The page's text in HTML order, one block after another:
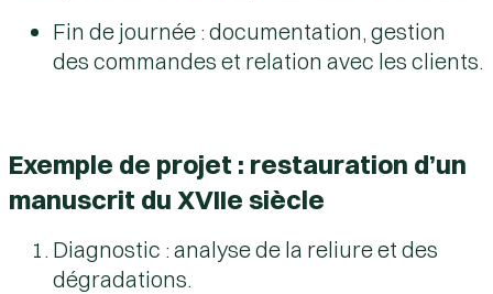
Fin de journée : documentation, gestion
des commandes et relation avec les clients.
Exemple de projet : restauration d’un
manuscrit du XVIIe siècle
Diagnostic : analyse de la reliure et des
dégradations.